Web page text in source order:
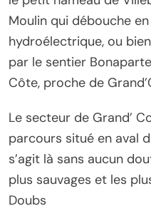
Moulin qui débouche
hydroélectrique, ou
par le sentier
Côte, proche de
Le secteur de Grand’
parcours situé en aval
s’agit là sans aucun
plus sauvages et les
Doubs